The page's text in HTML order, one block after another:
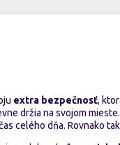
extra bezpečnosť,
držia na svojom mieste.
celého dňa. Rovnako